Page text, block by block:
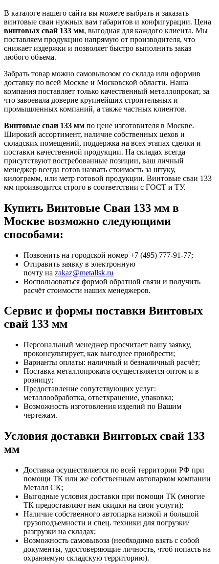
В каталоге нашего сайта вы можете выбрать и заказать
винтовые сваи нужных вам габаритов и конфигурации. Цена
винтовых свай 133 мм, выгодная для каждого клиента. Мы
поставляем продукцию напрямую от производителя, что
снижает издержки и позволяет быстро выполнить заказ
любого объема.
Забрать товар можно самовывозом со склада или оформив
доставку по всей Москве и Московской области. Наша
компания поставляет только качественный металлопрокат, за
что завоевала доверие крупнейших строительных и
промышленных компаний, а также частных клиентов.
Винтовые сваи 133 мм по цене изготовителя в Москве.
Широкий ассортимент, наличие собственных цехов и
складских помещений, поддержка на всех этапах сделки и
поставки качественной продукции. На складах всегда
присутствуют востребованные позиции, ваш личный
менеджер всегда готов назвать стоимость за штуку,
килограмм, или метр готовой продукции. Винтовые сваи 133
мм производится строго в соответствии с ГОСТ и ТУ.
Купить Винтовые Сваи 133 мм в
Москве возможно следующими
способами:
Позвонить на городской номер +7 (495) 777-91-77;
Отправить заявку в электронную
почту на zakaz@metallsk.ru
Воспользоваться формой обратной связи и получить
расчёт стоимости наших менеджеров.
Сервис и формы поставки Винтовых
свай 133 мм
Персональный менеджер просчитает вашу заявку,
проконсультирует, как выгоднее приобрести;
Варианты оплаты: наличный и безналичный расчёт;
Поставка металлопроката осуществляется оптом и в
розницу;
Предоставление сопутствующих услуг:
металлообработка, ответхранение, упаковка;
Возможность изготовления изделий по Вашим
чертежам.
Условия доставки Винтовых свай 133
мм
Доставка осуществляется по всей территории РФ при
помощи ТК или же собственным автопарком компании
Металл СК;
Выгодные условия доставки при помощи ТК (многие
ТК предоставляют нам скидки на свои услуги);
Наличие собственного автопарка низкой и большой
грузоподъемности и спец. техники для погрузки/
разгрузки на складах;
Возможность самовывоза (необходимо взять с собой
документы, удостоверяющие личность, чтоб попасть на
охраняемую складскую территорию).